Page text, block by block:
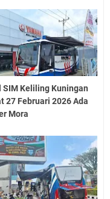
SIM Keliling Kuningan
27 Februari 2026 Ada
Mora